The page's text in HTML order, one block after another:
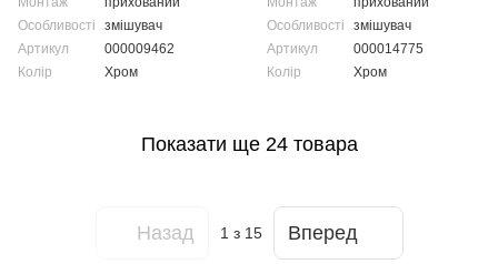
Особливості
змішувач
Артикул
000009462
Колір
Хром
Особливості
змішувач
Артикул
000014775
Колір
Хром
Показати ще 24 товара
Назад 1 з 15 Вперед